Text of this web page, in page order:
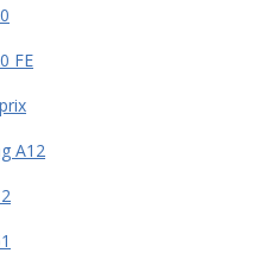
FE
A12